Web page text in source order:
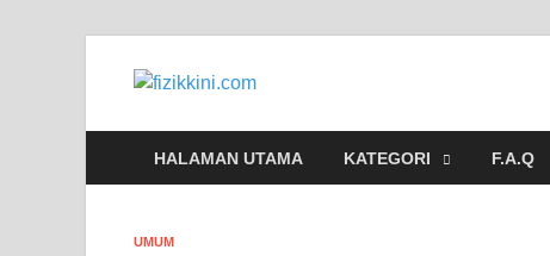
fizikkini.com
HALAMAN UTAMA KATEGORI F.A.Q
UMUM